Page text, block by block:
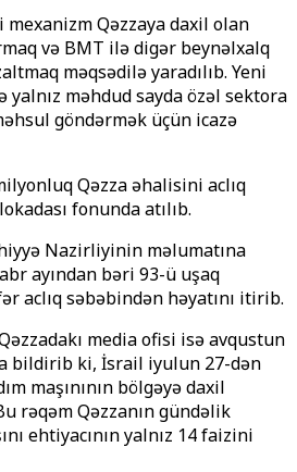
Qəzzaya daxil olan
və BMT ilə digər beynəlxalq
məqsədilə yaradılıb. Yeni
yalnız məhdud sayda özəl sektora
göndərmək üçün icazə
Qəzza əhalisini aclıq
fonunda atılıb.
Nazirliyinin məlumatına
ayından bəri 93-ü uşaq
aclıq səbəbindən həyatını itirib.
media ofisi isə avqustun
bildirib ki, İsrail iyulun 27-dən
maşınının bölgəyə daxil
rəqəm Qəzzanın gündəlik
ehtiyacının yalnız 14 faizini